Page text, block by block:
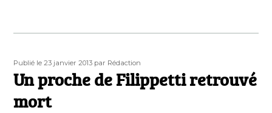
Publié
le
Publié le 23 janvier 2013 Auteur
par Rédaction
Un proche de Filippetti retrouvé
mort